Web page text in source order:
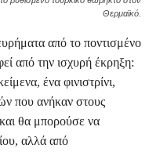
Θερμαϊκό.
από το ποντισμένο
από την ισχυρή έκρηξη:
ένα φινιστρίνι,
που ανήκαν στους
θα μπορούσε να
αλλά από